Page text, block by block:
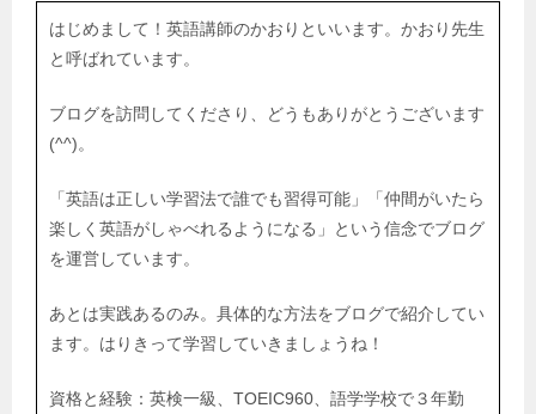
はじめまして！英語講師のかおりといいます。かおり先生
と呼ばれています。
ブログを訪問してくださり、どうもありがとうございます
(^^)。
「英語は正しい学習法で誰でも習得可能」「仲間がいたら
楽しく英語がしゃべれるようになる」という信念でブログ
を運営しています。
あとは実践あるのみ。具体的な方法をブログで紹介してい
ます。はりきって学習していきましょうね！
資格と経験：英検一級、TOEIC960、語学学校で３年勤